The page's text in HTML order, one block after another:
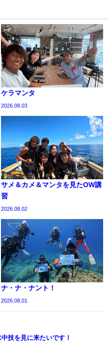
ケラマンタ
2026.08.03
サメ＆カメ＆マンタを見たOW講
習
2026.08.02
ナ・ナ・ナント！
2026.08.01
技を見に来たいです！